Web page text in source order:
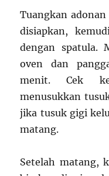
Tuangkan
disiapkan,
dengan spatula.
oven dan
menit. Cek
menusukkan
jika tusuk gigi
matang.
Setelah matang,